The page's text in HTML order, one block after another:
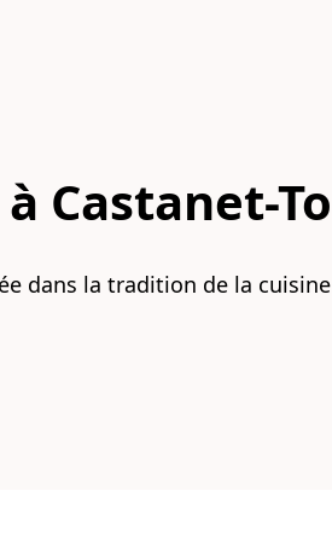
Castanet-
dans la tradition de la